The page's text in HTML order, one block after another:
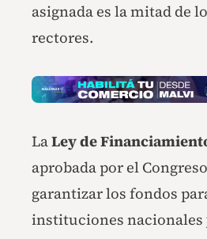
asignada es la mitad de
rectores.
LaLey de
aprobada por el
garantizar los fondos
instituciones nacionales